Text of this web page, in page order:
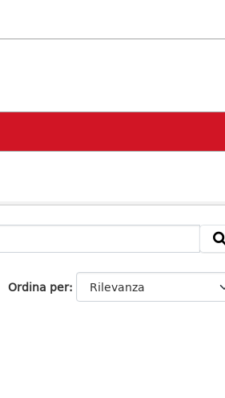
Ordina per